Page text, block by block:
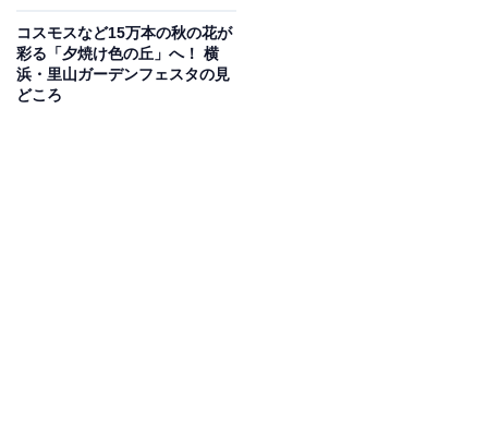
コスモスなど15万本の秋の花が
彩る「夕焼け色の丘」へ！ 横
浜・里山ガーデンフェスタの見
どころ